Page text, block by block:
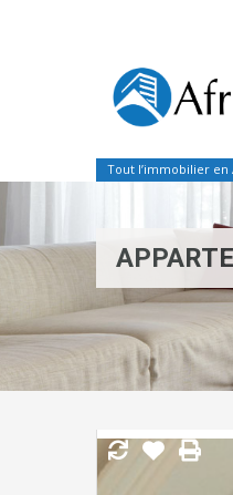
Tout l’immobilier en